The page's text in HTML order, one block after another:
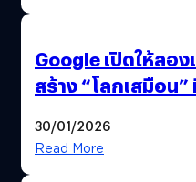
Google เปิดให้ลอง
สร้าง “โลกเสมือน”
30/01/2026
Read More